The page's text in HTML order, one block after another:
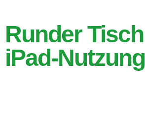
Runder Tisch
iPad-Nutzung